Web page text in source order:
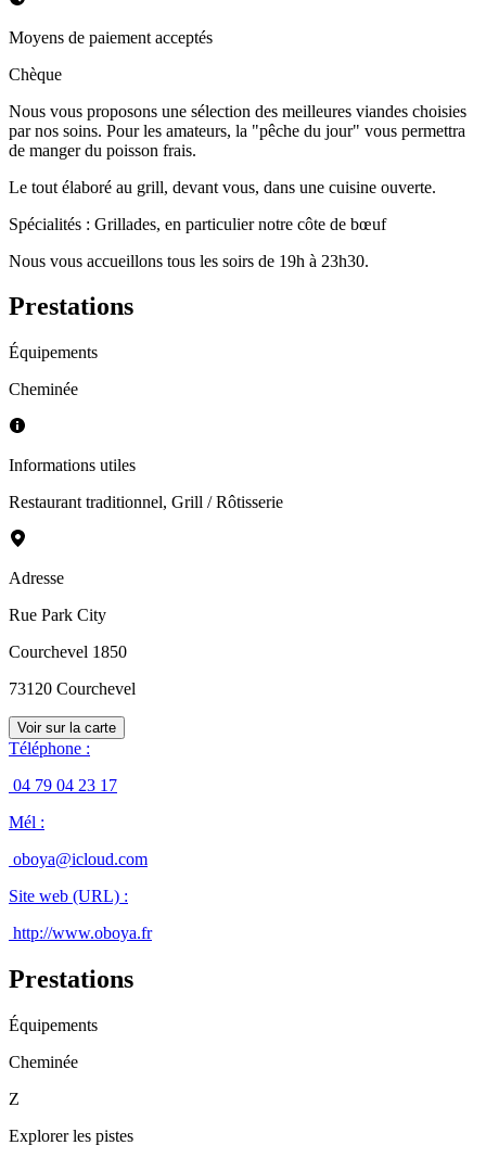
Moyens de paiement acceptés
Chèque
Nous vous proposons une sélection des meilleures viandes choisies
par nos soins. Pour les amateurs, la "pêche du jour" vous permettra
de manger du poisson frais.
Le tout élaboré au grill, devant vous, dans une cuisine ouverte.
Spécialités : Grillades, en particulier notre côte de bœuf
Nous vous accueillons tous les soirs de 19h à 23h30.
Prestations
Équipements
Cheminée
Informations utiles
Restaurant traditionnel, Grill / Rôtisserie
Adresse
Rue Park City
Courchevel 1850
73120 Courchevel
Voir sur la carte
Téléphone :
04 79 04 23 17
Mél :
oboya@icloud.com
Site web (URL) :
http://www.oboya.fr
Prestations
Équipements
Cheminée
Z
Explorer les pistes